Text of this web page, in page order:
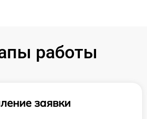
работы
заявки